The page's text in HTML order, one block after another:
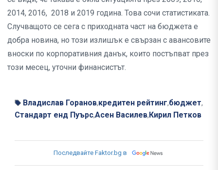
2014, 2016, 2018 и 2019 година. Това сочи статистиката.
Случващото се сега с приходната част на бюджета е
добра новина, но този излишък е свързан с авансовите
вноски по корпоративния данък, които постъпват през
този месец, уточни финансистът.
Владислав Горанов,кредитен рейтинг,бюджет,
Стандарт енд Пуърс,Асен Василев, Кирил Петков
Последвайте Faktor.bg в